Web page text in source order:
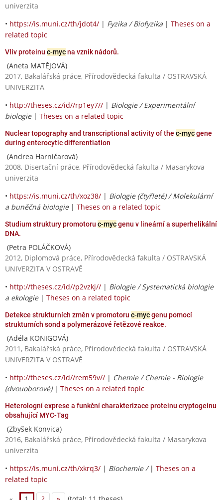
univerzita
• https://is.muni.cz/th/jdot4/ | Fyzika / Biofyzika | Theses on a
related topic
Vliv proteinu c-mycna vznik nádorů.
(Aneta MATĚJOVÁ)
2017, Bakalářská práce, Přírodovědecká fakulta / OSTRAVSKÁ
UNIVERZITA
• http://theses.cz/id//rp1ey7// | Biologie / Experimentální
biologie| Theses on a related topic
Nuclear topography and transcriptional activity of the c-mycgene
during enterocytic differentiation
(Andrea Harničarová)
2008, Disertační práce, Přírodovědecká fakulta / Masarykova
univerzita
• https://is.muni.cz/th/xoz38/ | Biologie (čtyřleté) / Molekulární
a buněčná biologie| Theses on a related topic
Studium struktury promotoru c-mycgenu v lineární a superhelikální
DNA.
(Petra POLÁČKOVÁ)
2012, Diplomová práce, Přírodovědecká fakulta / OSTRAVSKÁ
UNIVERZITA V OSTRAVĚ
• http://theses.cz/id//p2vzkj// | Biologie / Systematická biologie
a ekologie| Theses on a related topic
Detekce strukturních změn v promotoru c-mycgenu pomocí
strukturních sond a polymerázové řetězové reakce.
(Adéla KÖNIGOVÁ)
2011, Bakalářská práce, Přírodovědecká fakulta / OSTRAVSKÁ
UNIVERZITA V OSTRAVĚ
• http://theses.cz/id//rem59v// | Chemie / Chemie - Biologie
(dvouoborové)| Theses on a related topic
Heterologní exprese a funkční charakterizace proteinu cryptogeinu
obsahující MYC-Tag
(Zbyšek Konvica)
2016, Bakalářská práce, Přírodovědecká fakulta / Masarykova
univerzita
• https://is.muni.cz/th/xkrq3/ | Biochemie / | Theses on a
related topic